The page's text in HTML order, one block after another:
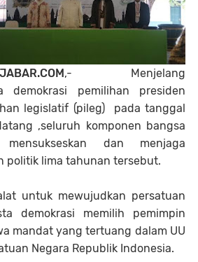
,- Menjelang
demokrasi pemilihan presiden
legislatif (pileg) pada tanggal
,seluruh komponen bangsa
dan menjaga
politik lima tahunan tersebut.
untuk mewujudkan persatuan
demokrasi memilih pemimpin
mandat yang tertuang dalam UU
Negara Republik Indonesia.